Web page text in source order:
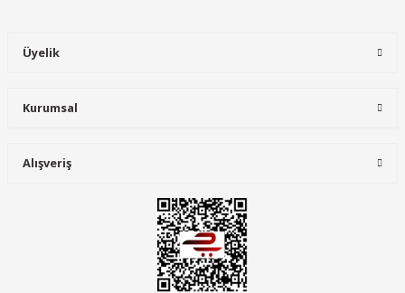
Üyelik
Kurumsal
Alışveriş